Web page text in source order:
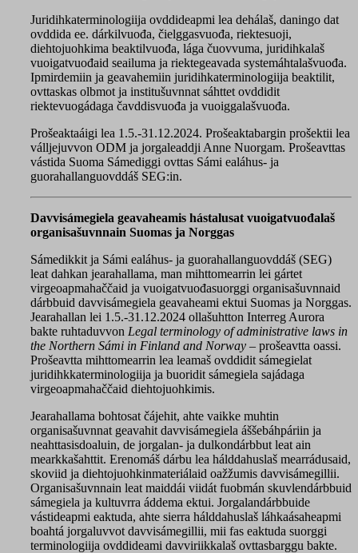
Juridihkaterminologiija ovddideapmi lea dehálaš, daningo dat
ovddida ee. dárkilvuođa, čielggasvuođa, riektesuoji,
diehtojuohkima beaktilvuođa, lága čuovvuma, juridihkalaš
vuoigatvuođaid seailuma ja riektegeavada systemáhtalašvuođa.
Ipmirdemiin ja geavahemiin juridihkaterminologiija beaktilit,
ovttaskas olbmot ja institušuvnnat sáhttet ovddidit
riektevuogádaga čavddisvuođa ja vuoiggalašvuođa.
Prošeaktaáigi lea 1.5.-31.12.2024. Prošeaktabargin prošektii lea
válljejuvvon ODM ja jorgaleaddji Anne Nuorgam. Prošeavttas
vástida Suoma Sámediggi ovttas Sámi ealáhus- ja
guorahallanguovddáš SEG:in.
Davvisámegiela geavaheamis hástalusat vuoigatvuođalaš
organisašuvnnain Suomas ja Norggas
Sámedikkit ja Sámi ealáhus- ja guorahallanguovddáš (SEG)
leat dahkan jearahallama, man mihttomearrin lei gártet
virgeoapmahaččaid ja vuoigatvuođasuorggi organisašuvnnaid
dárbbuid davvisámegiela geavaheami ektui Suomas ja Norggas.
Jearahallan lei 1.5.-31.12.2024 ollašuhtton Interreg Aurora
bakte ruhtaduvvon Legal terminology of administrative laws in
the Northern Sámi in Finland and Norway – prošeavtta oassi.
Prošeavtta mihttomearrin lea leamaš ovddidit sámegielat
juridihkkaterminologiija ja buoridit sámegiela sajádaga
virgeoapmahaččaid diehtojuohkimis.
Jearahallama bohtosat čájehit, ahte vaikke muhtin
organisašuvnnat geavahit davvisámegiela áššebáhpáriin ja
neahttasisdoaluin, de jorgalan- ja dulkondárbbut leat ain
mearkkašahttit. Erenomáš dárbu lea hálddahuslaš mearrádusaid,
skoviid ja diehtojuohkinmateriálaid oažžumis davvisámegillii.
Organisašuvnnain leat maiddái viidát fuobmán skuvlendárbbuid
sámegiela ja kultuvrra áddema ektui. Jorgalandárbbuide
vástideapmi eaktuda, ahte sierra hálddahuslaš láhkaásaheapmi
boahtá jorgaluvvot davvisámegillii, mii fas eaktuda suorggi
terminologiija ovddideami davviriikkalaš ovttasbarggu bakte.